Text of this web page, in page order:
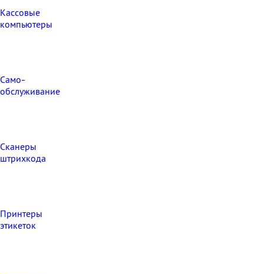
Кассовые
компьютеры
Само-
обслуживание
Сканеры
штрихкода
Принтеры
этикеток